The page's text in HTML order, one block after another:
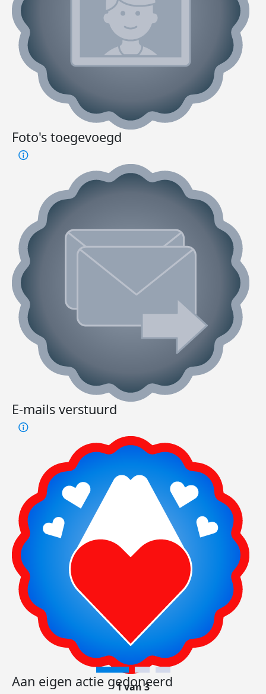
Foto's toegevoegd
E-mails verstuurd
Aan eigen actie gedoneerd
1 van 3